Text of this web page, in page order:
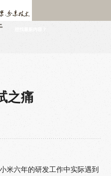
之痛
米六年的研发工作中实际遇到